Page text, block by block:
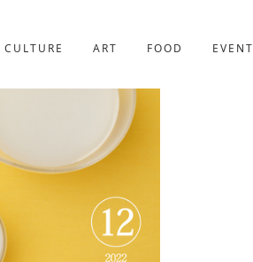
CULTURE ART FOOD EVENT